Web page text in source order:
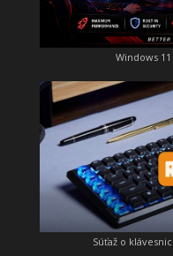
Windows
Súťaž o